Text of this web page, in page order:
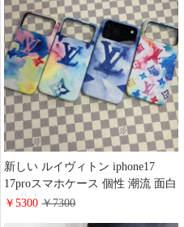
ゃれ ブランド ギャラクシー
s25/s24/s23ケース カード収納 衝撃
吸収
新しい ルイヴィトン iphone17
17proスマホケース 個性 潮流 面白
い 落書き vuitton
￥5300￥7300